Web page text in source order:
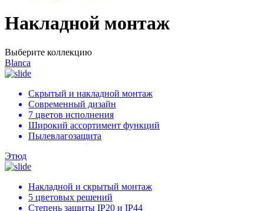
Накладной монтаж
Выберите коллекцию
Blanca
Скрытый и накладной монтаж
Современный дизайн
7 цветов исполнения
Широкий ассортимент функций
Пылевлагозащита
Этюд
Накладной и скрытый монтаж
5 цветовых решений
Степень защиты IP20 и IP44